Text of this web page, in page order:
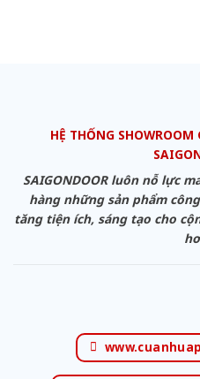
HỆ THỐNG
SAIGONDOOR luôn nỗ lực
hàng những sản phẩm
tăng tiện ích, sáng tạo cho